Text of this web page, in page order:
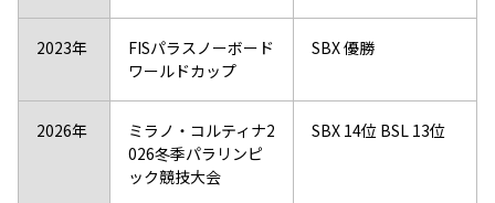
2023年
FISパラスノーボード
ワールドカップ
SBX 優勝
2026年
ミラノ・コルティナ2
026冬季パラリンピ
ック競技大会
SBX 14位 BSL 13位